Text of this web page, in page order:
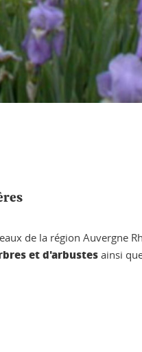
de la région Auvergne
et d'arbustes ainsi